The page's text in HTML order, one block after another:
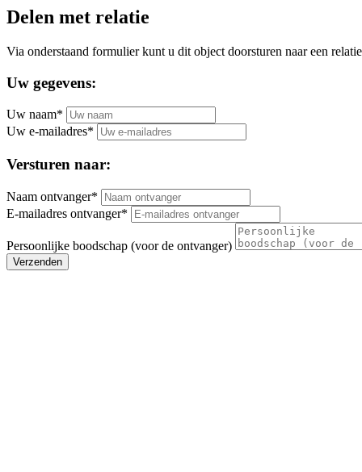
Delen met relatie
Via onderstaand formulier kunt u dit object doorsturen naar een
Uw gegevens:
Uw naam*
Uw e-mailadres*
Versturen naar:
Naam ontvanger*
E-mailadres ontvanger*
Persoonlijke boodschap (voor de ontvanger)
Verzenden